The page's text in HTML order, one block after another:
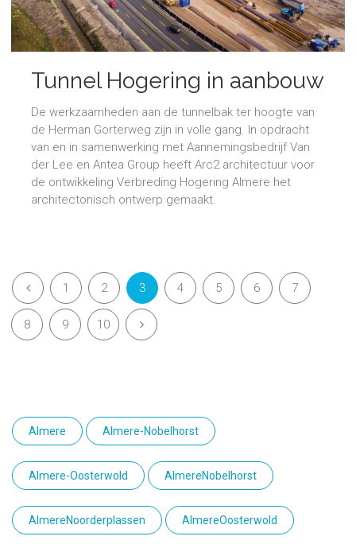
Tunnel Hogering in aanbouw
De werkzaamheden aan de tunnelbak ter hoogte van
de Herman Gorterweg zijn in volle gang. In opdracht
van en in samenwerking met Aannemingsbedrijf Van
der Lee en Antea Group heeft Arc2 architectuur voor
de ontwikkeling Verbreding Hogering Almere het
architectonisch ontwerp gemaakt.
1 2 3 4 5 6 7
8 9 10
Almere Almere-Nobelhorst
Almere-Oosterwold AlmereNobelhorst
AlmereNoorderplassen AlmereOosterwold